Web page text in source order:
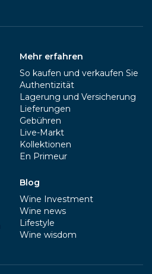
Mehr erfahren
So kaufen und verkaufen Sie
Authentizität
Lagerung und Versicherung
Lieferungen
Gebühren
Live-Markt
Kollektionen
En Primeur
Blog
Wine Investment
Wine news
Lifestyle
Wine wisdom